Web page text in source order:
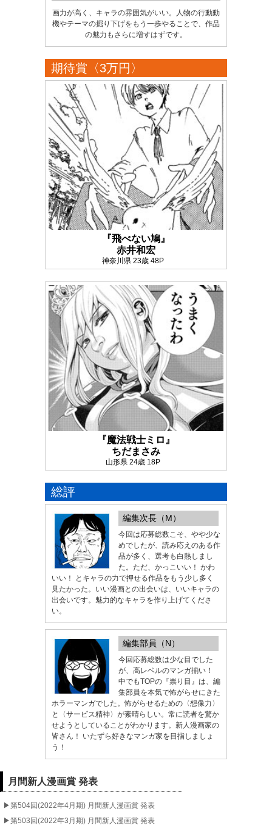
画力が高く、キャラの雰囲気がいい。人物の行動動
機やテーマの掘り下げをもう一歩やることで、作品
の魅力もさらに増すはずです。
期待賞〈3万円〉
『飛べない鳩』
赤井和宏
神奈川県 23歳 48P
『魔法戦士ミロ』
ちだまさみ
山形県 24歳 18P
総評
編集次長（M）
今回は応募総数こそ、やや少な
めでしたが、読み応えのある作
品が多く、選考も白熱しまし
た。ただ、かっこいい！ かわ
いい！ とキャラの力で押せる作品をもう少し多く
見たかった。いい漫画との出会いは、いいキャラの
出会いです。魅力的なキャラを作り上げてくださ
い。
編集部員（N）
今回応募総数は少な目でした
が、高レベルのマンガ揃い！
中でもTOPの『祟り目』は、編
集部員を本気で怖がらせにきた
ホラーマンガでした。怖がらせるための〈想像力〉
と〈サービス精神〉が素晴らしい。常に読者を驚か
せようとしていることがわかります。新人漫画家の
皆さん！ いたずら好きなマンガ家を目指しましょ
う！
月間新人漫画賞 発表
▶︎第504回(2022年4月期) 月間新人漫画賞 発表
▶︎第503回(2022年3月期) 月間新人漫画賞 発表